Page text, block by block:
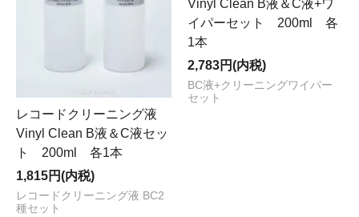
レコードクリーニング液
Vinyl Clean B液＆C液セッ
ト 200ml 各1本
1,815円(内税)
レコードクリーニング液 BC2
種セット
Vinyl Clean B液＆C液+ワ
イパーセット 200ml 各
1本
2,783円(内税)
BC液+クリーニングワイパー
セット